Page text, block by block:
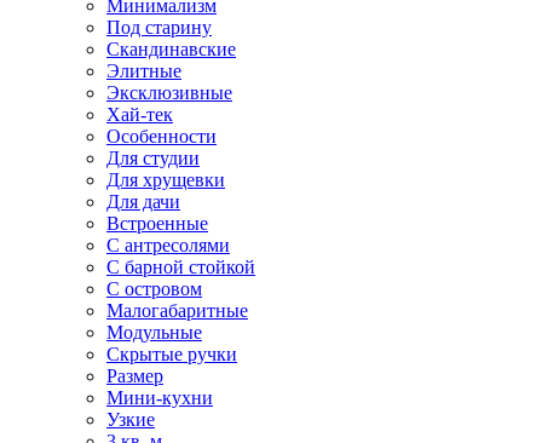
Минимализм
Под старину
Скандинавские
Элитные
Эксклюзивные
Хай-тек
Особенности
Для студии
Для хрущевки
Для дачи
Встроенные
С антресолями
С барной стойкой
С островом
Малогабаритные
Модульные
Скрытые ручки
Размер
Мини-кухни
Узкие